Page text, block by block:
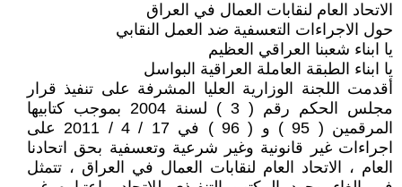
الاتحاد العام لنقابات العمال في العراق
حول الاجراءات التعسفية ضد العمل النقابي
يا ابناء شعبنا العراقي العظيم
يا ابناء الطبقة العاملة العراقية البواسل
أقدمت اللجنة الوزارية العليا المشرفة على تنفيذ قرار
مجلس الحكم رقم ( 3 ) لسنة 2004 بموجب كتابيها
المرقمين ( 95 ) و ( 96 ) في 17 / 4 / 2011 على
اجراءات غير قانونية وغير شرعية وتعسفية بحق اتحادنا
العام ، الاتحاد العام لنقابات العمال في العراق ، تتمثل